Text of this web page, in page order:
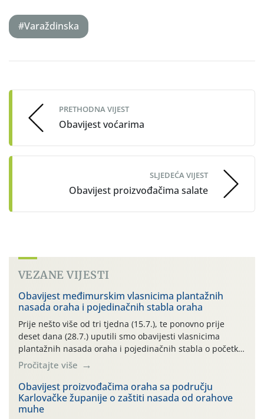
#Varaždinska
navigation
PRETHODNA VIJEST
Obavijest voćarima
SLJEDEĆA VIJEST
Obavijest proizvođačima salate
VEZANE VIJESTI
Obavijest međimurskim vlasnicima plantažnih
nasada oraha i pojedinačnih stabla oraha
Prije nešto više od tri tjedna (15.7.), te ponovno prije
deset dana (28.7.) uputili smo obavijesti vlasnicima
plantažnih nasada oraha i pojedinačnih stabla o početku
leta i ovogodišnjoj potrebi usmjerenog suzbijanja
orahove muhe (Rhagoletis completa)! Već dvanaest dana
traje drugi ovogodišnji “toplinski udar”, koji naročito
izražen zadnja šest dana (31.7.-05.8.), jer najviše
temperature zraka svakodnevno […]
Pročitajte više
Obavijest proizvođačima oraha sa području
Karlovačke županije o zaštiti nasada od orahove
muhe